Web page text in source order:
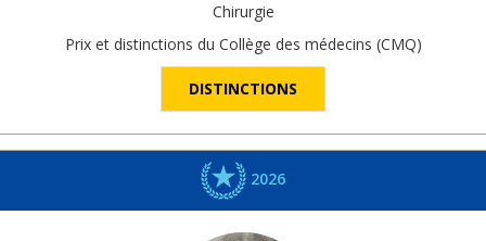
Chirurgie
Prix et distinctions du Collège des médecins (CMQ)
DISTINCTIONS
2026